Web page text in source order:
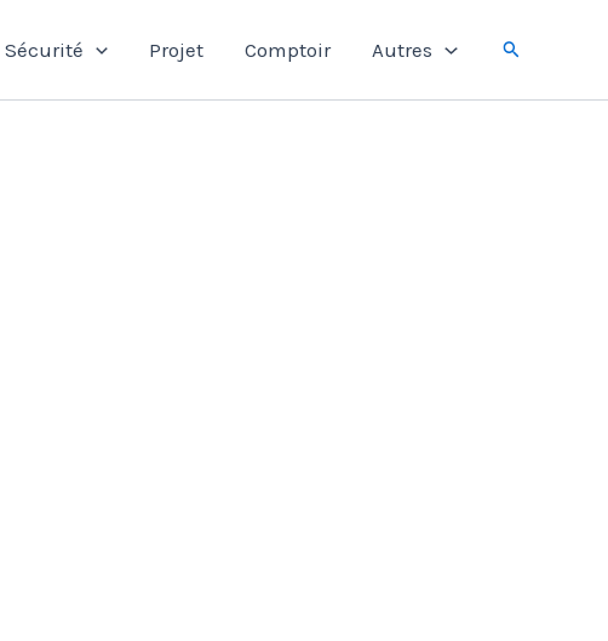
Sécurité Projet Comptoir Autres Rechercher